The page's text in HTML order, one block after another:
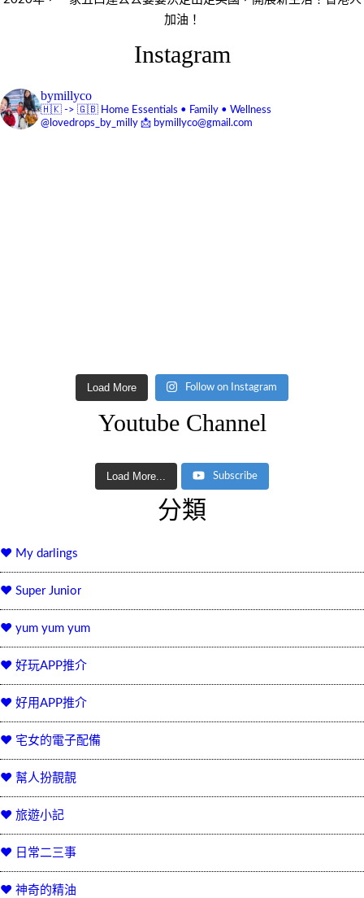
加油！
Instagram
bymillyco
🇭🇰 -> 🇬🇧 Home Essentials • Family • Wellness
@lovedrops_by_milly 📩 bymillyco@gmail.com
Load More Follow on Instagram
Youtube Channel
Load More... Subscribe
分類
♥ My darlings
♥ Super Junior
♥ yum yum yum
♥ 好玩APP推介
♥ 好用APP推介
♥ 宅女的電子配備
♥ 幫人扮靚靚
♥ 旅遊小記
♥ 日常二三事
♥ 神奇的精油